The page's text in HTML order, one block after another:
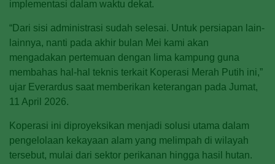
implementasi dalam waktu dekat.
“Dari sisi administrasi sudah selesai. Untuk persiapan lain-
lainnya, nanti pada akhir bulan Mei kami akan
mengadakan pertemuan dengan lima kampung guna
membahas hal-hal teknis terkait Koperasi Merah Putih ini,”
ujar Everardus saat memberikan keterangan pada Jumat,
11 April 2026.
Koperasi ini diproyeksikan menjadi solusi utama dalam
pengelolaan kekayaan alam yang melimpah di wilayah
tersebut, mulai dari sektor perikanan hingga hasil hutan.